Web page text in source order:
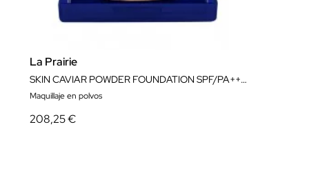
La Prairie
SKIN CAVIAR POWDER FOUNDATION SPF/PA++ (UVA)
Maquillaje en polvos
208,25 €